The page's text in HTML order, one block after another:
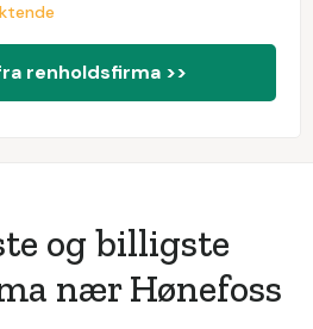
renholdsfirma >>
og billigste
nær Hønefoss